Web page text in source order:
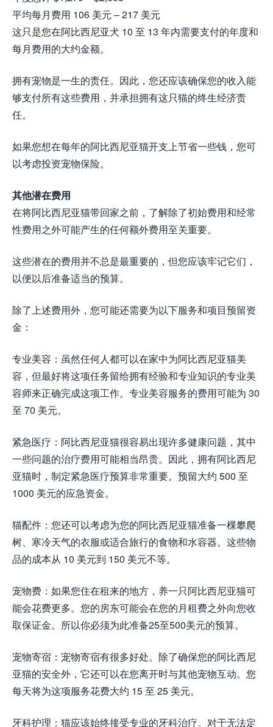
平均每月费用 106 美元 – 217 美元
这只是您在阿比西尼亚犬 10 至 13 年内需要支付的年度和
每月费用的大约金额。
拥有宠物是一生的责任。因此，您还应该确保您的收入能
够支付所有这些费用，并承担拥有这只猫的终生经济责
任。
如果您想在每年的阿比西尼亚猫开支上节省一些钱，您可
以考虑投资宠物保险。
其他潜在费用
在将阿比西尼亚猫带回家之前，了解除了初始费用和经常
性费用之外可能产生的任何额外费用至关重要。
这些潜在的费用并不总是最重要的，但您应该牢记它们，
以便以后准备适当的预算。
除了上述费用外，您可能还需要为以下服务和项目预留资
金：
专业美容：虽然任何人都可以在家中为阿比西尼亚猫美
容，但最好将这项任务留给拥有经验和专业知识的专业美
容师来正确完成这项工作。专业美容服务的费用可能为 30
至 70 美元。
紧急医疗：阿比西尼亚猫很容易出现许多健康问题，其中
一些问题的治疗费用可能相当昂贵。因此，拥有阿比西尼
亚猫时，制定紧急医疗预算非常重要。预留大约 500 至
1000 美元的应急资金。
猫配件：您还可以考虑为您的阿比西尼亚猫准备一棵攀爬
树、寒冷天气的衣服或适合旅行的食物和水容器。这些物
品的成本从 10 美元到 150 美元不等。
宠物费：如果您住在租来的地方，养一只阿比西尼亚猫可
能会花费更多。您的房东可能会在您的月租费之外向您收
取保证金。所以你必须为此准备25至500美元的预算。
宠物寄宿：宠物寄宿有很多好处。除了确保您的阿比西尼
亚猫的安全外，它还可以在您离开时与其他宠物互动。您
每天将为这项服务花费大约 15 至 25 美元。
牙科护理：猫应该始终接受专业的牙科治疗。对于无法定